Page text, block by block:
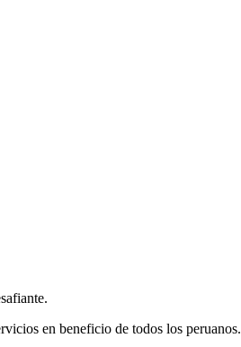
en beneficio de todos los peruanos.